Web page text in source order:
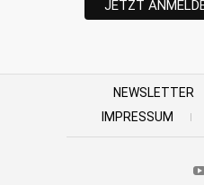
NEWSLETTER
IMPRESSUM